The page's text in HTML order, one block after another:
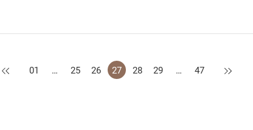
上一页
01 … 25 26 27 28 29 … 47 下一页